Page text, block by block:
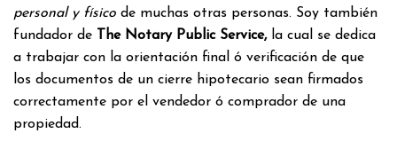
personal y físico de muchas otras personas. Soy también
fundador de
The Notary Public Service,la cual se dedica
a trabajar con la orientación final ó verificación de que
los documentos de un cierre hipotecario sean firmados
correctamente por el vendedor ó comprador de una
propiedad.